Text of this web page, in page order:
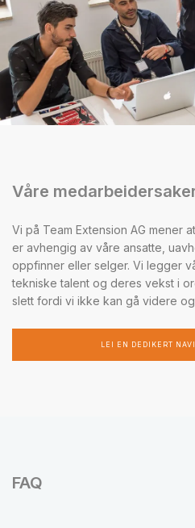
Våre
Vi på Team Extension AG mener
er avhengig av våre ansatte,
oppfinner eller selger. Vi legger
tekniske talent og deres vekst i
slett fordi vi ikke kan gå videre
LEI EN DEDIKERT
FAQ